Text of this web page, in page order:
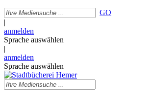
GO
|
anmelden
Sprache auswählen
|
anmelden
Sprache auswählen